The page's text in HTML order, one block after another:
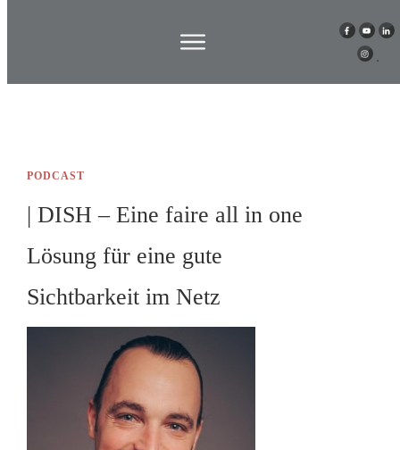
PODCAST
| DISH – Eine faire all in one
Lösung für eine gute
Sichtbarkeit im Netz
Markus Wessel